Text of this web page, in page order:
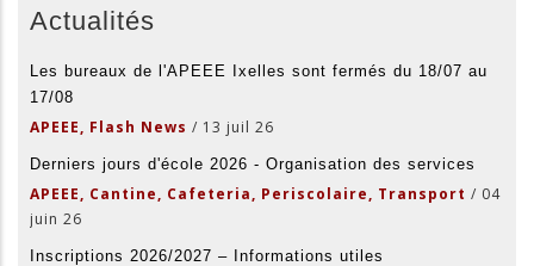
Actualités
Les bureaux de l'APEEE Ixelles sont fermés du 18/07 au
17/08
APEEE, Flash News / 13 juil 26
Derniers jours d'école 2026 - Organisation des services
APEEE, Cantine, Cafeteria, Periscolaire, Transport / 04
juin 26
Inscriptions 2026/2027 – Informations utiles